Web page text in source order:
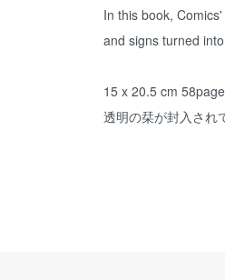
In this book,
and signs turned
15 x 20.5 cm
透明の栞が封入され